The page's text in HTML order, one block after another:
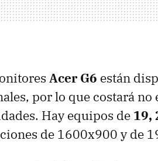
Acer G6 están
por lo que costará
Hay equipos de 19,
de 1600x900 y de